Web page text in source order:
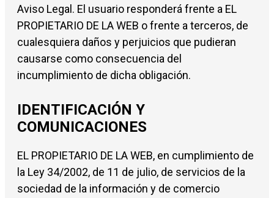
Aviso Legal. El usuario responderá frente a EL
PROPIETARIO DE LA WEB o frente a terceros, de
cualesquiera daños y perjuicios que pudieran
causarse como consecuencia del
incumplimiento de dicha obligación.
IDENTIFICACIÓN Y
COMUNICACIONES
EL PROPIETARIO DE LA WEB, en cumplimiento de
la Ley 34/2002, de 11 de julio, de servicios de la
sociedad de la información y de comercio